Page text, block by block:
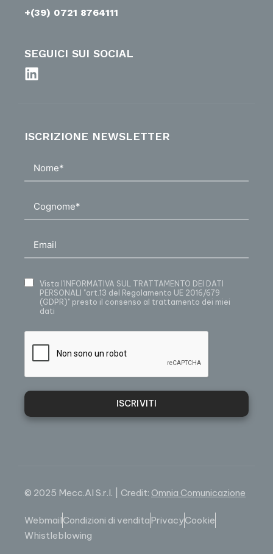
+(39) 0721 8764111
SEGUICI SUI SOCIAL
ISCRIZIONE NEWSLETTER
Vista l’INFORMATIVA SUL TRATTAMENTO DEI DATI
PERSONALI
"art.13 del Regolamento UE 2016/679
(GDPR)" presto il consenso al trattamento dei miei
dati
ISCRIVITI
© 2025 Mecc.Al S.r.l. | Credit: Omnia Comunicazione
WebmailCondizioni di venditaPrivacyCookie
Whistleblowing